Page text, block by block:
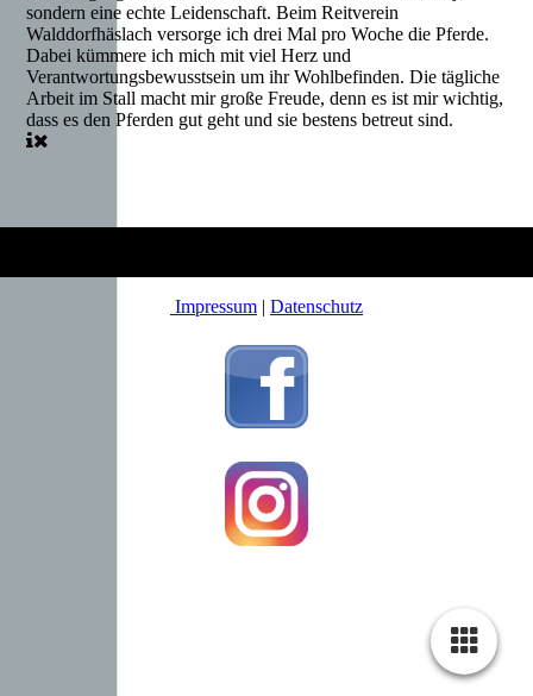
sondern eine echte Leidenschaft. Beim Reitverein
Walddorfhäslach versorge ich drei Mal pro Woche die Pferde.
Dabei kümmere ich mich mit viel Herz und
Verantwortungsbewusstsein um ihr Wohlbefinden. Die tägliche
Arbeit im Stall macht mir große Freude, denn es ist mir wichtig,
dass es den Pferden gut geht und sie bestens betreut sind.
Impressum | Datenschutz